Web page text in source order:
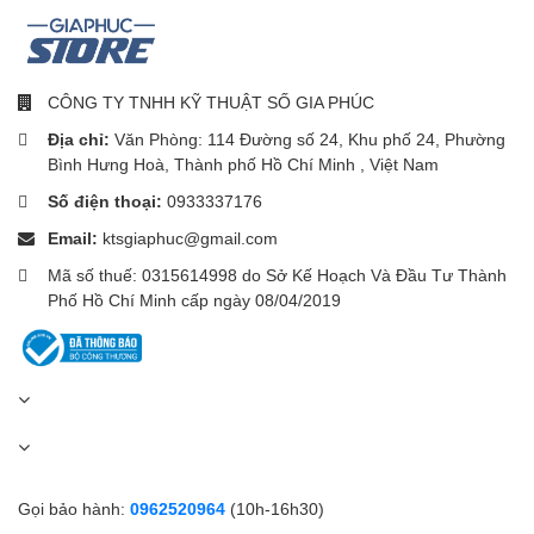
Thiết kế thân thiện với môi trường
xuất từ 80% vật liệu PCR tái chế và sử dụng bao bì giấy, góp
Trọn bộ sản phẩm: Khi mua sản phẩm, bạn sẽ nhận được pin dự
phòng Anker 20K 30W, cáp USB-C và hướng dẫn sử dụng. Bộ
sạc không được bao gồm trong bộ sản phẩm.
CÔNG TY TNHH KỸ THUẬT SỐ GIA PHÚC
Địa chỉ: Văn Phòng: 114 Đường số 24, Khu phố 24, Phường
Bình Hưng Hoà, Thành phố Hồ Chí Minh , Việt Nam
Số điện thoại: 0933337176
Email: ktsgiaphuc@gmail.com
Mã số thuế: 0315614998 do Sở Kế Hoạch Và Đầu Tư Thành
Phố Hồ Chí Minh cấp ngày 08/04/2019
Gọi bảo hành: 0962520964 (10h-16h30)